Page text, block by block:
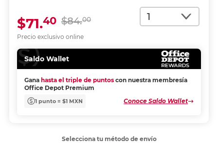
Cantidad
Precio exclusivo online
$84.00
$71.40
Saldo Wallet
Gana hasta el triple de puntos con nuestra membresía
Office Depot Premium
1 punto = $1 MXN Conoce Saldo Wallet
Selecciona tu método de envío